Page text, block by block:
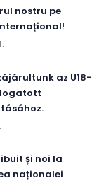
nostru pe
az U18-
și noi la
naționalei